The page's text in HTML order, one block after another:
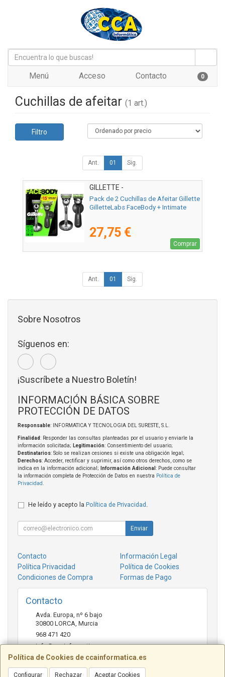
Menú Acceso Contacto 0
Cuchillas de afeitar (1 art.)
Filtro
Ant. 01 Sig.
GILLETTE -
Pack de 2 Cuchillas de Afeitar Gillette
GilletteLabs FaceBody + Intimate
27,75 €
Comprar
Ant. 01 Sig.
Política de Cookies de ccainformatica.es
Configurar Rechazar Aceptar Cookies
Sobre Nosotros
Síguenos en:
¡Suscríbete a Nuestro Boletín!
INFORMACIÓN BÁSICA SOBRE
PROTECCIÓN DE DATOS
Responsable: INFORMATICA Y TECNOLOGIA DEL SURESTE, S.L.
Finalidad: Responder las consultas planteadas por el usuario y enviarle la
información solicitada; Legitimación: Consentimiento del usuario;
Destinatarios: Solo se realizan cesiones si existe una obligación legal;
Derechos: Acceder, rectificar y suprimir, así como otros derechos, como se
indica en la información adicional;
Información Adicional : Puede consultar
la información completa de Protección de Datos en nuestra Política de
Privacidad
He leído y acepto la Política de Privacidad .
Enviar
Contacto
Información Legal
Política Privacidad
Política de Cookies
Condiciones de Compra
Formas de Pago
Contacto
Avda. Europa, nº 6 bajo
30800 LORCA, Murcia
968 471 420
info@ccainformatica.es